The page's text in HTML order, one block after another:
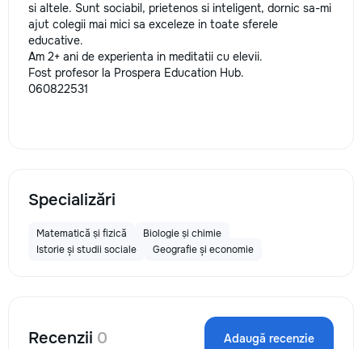
si altele. Sunt sociabil, prietenos si inteligent, dornic sa-mi
ajut colegii mai mici sa exceleze in toate sferele
educative.
Am 2+ ani de experienta in meditatii cu elevii.
Fost profesor la Prospera Education Hub.
060822531
Specializări
Matematică și fizică
Biologie și chimie
Istorie și studii sociale
Geografie și economie
Recenzii 0 Adaugă recenzie